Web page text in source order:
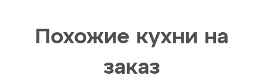
Похожие кухни на
заказ